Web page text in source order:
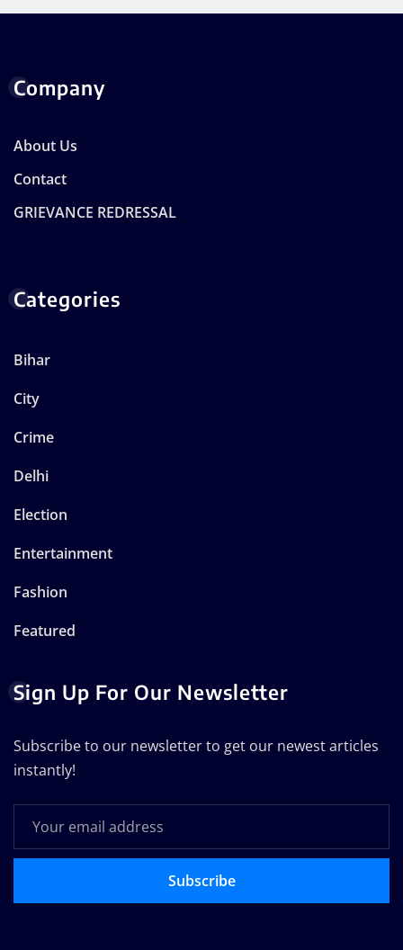
Company
About Us
Contact
GRIEVANCE REDRESSAL
Categories
Bihar
City
Crime
Delhi
Election
Entertainment
Fashion
Featured
Sign Up For Our Newsletter
Subscribe to our newsletter to get our newest articles
instantly!
Subscribe